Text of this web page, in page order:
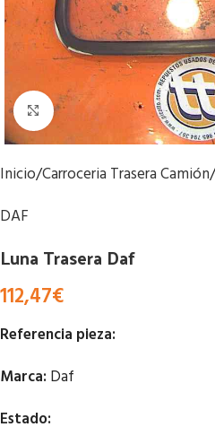
Click to enlarge
Inicio Carroceria Trasera Camión
DAF
Luna Trasera Daf
112,47€
Referencia pieza:
Marca: Daf
Estado: